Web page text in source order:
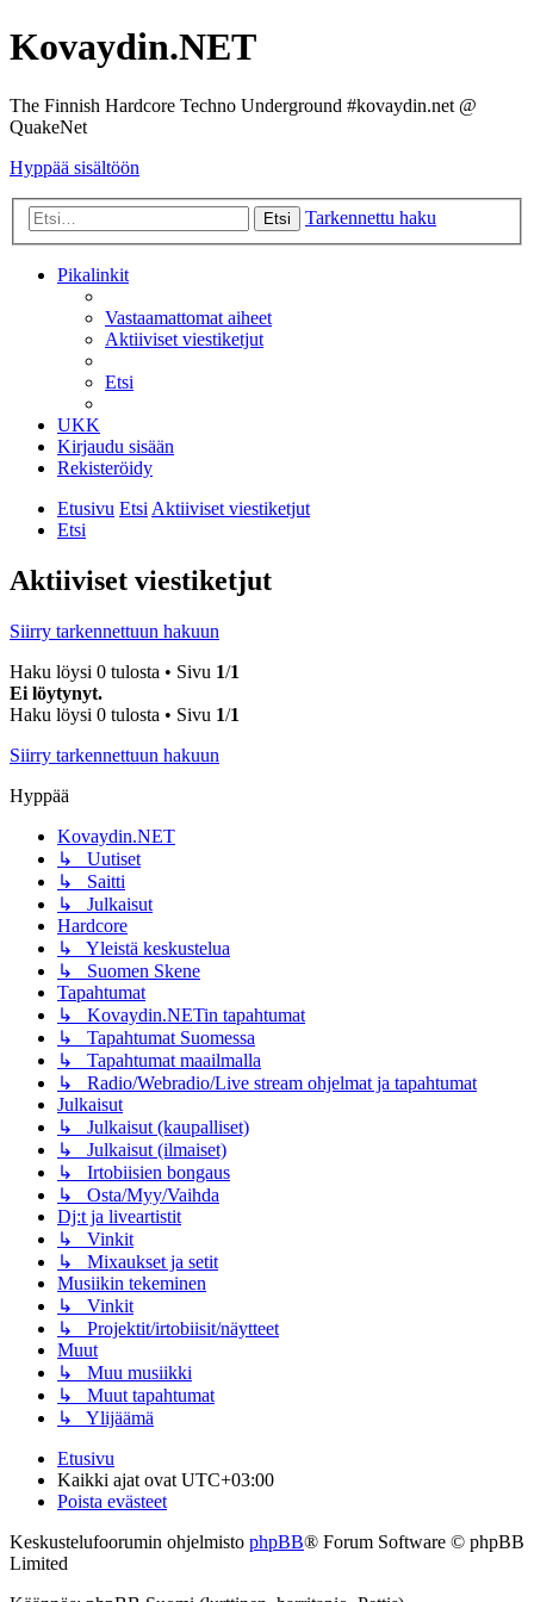
Kovaydin.NET
The Finnish Hardcore Techno Underground #kovaydin.net @
QuakeNet
Hyppää sisältöön
Etsi Tarkennettu haku
Pikalinkit
Vastaamattomat aiheet
Aktiiviset viestiketjut
Etsi
UKK
Kirjaudu sisään
Rekisteröidy
Etusivu EtsiAktiiviset viestiketjut
Etsi
Aktiiviset viestiketjut
Siirry tarkennettuun hakuun
Haku löysi 0 tulosta • Sivu 1/1
Ei löytynyt.
Haku löysi 0 tulosta • Sivu 1/1
Siirry tarkennettuun hakuun
Hyppää
Kovaydin.NET
↳ Uutiset
↳ Saitti
↳ Julkaisut
Hardcore
↳ Yleistä keskustelua
↳ Suomen Skene
Tapahtumat
↳ Kovaydin.NETin tapahtumat
↳ Tapahtumat Suomessa
↳ Tapahtumat maailmalla
↳ Radio/Webradio/Live stream ohjelmat ja tapahtumat
Julkaisut
↳ Julkaisut (kaupalliset)
↳ Julkaisut (ilmaiset)
↳ Irtobiisien bongaus
↳ Osta/Myy/Vaihda
Dj:t ja liveartistit
↳ Vinkit
↳ Mixaukset ja setit
Musiikin tekeminen
↳ Vinkit
↳ Projektit/irtobiisit/näytteet
Muut
↳ Muu musiikki
↳ Muut tapahtumat
↳ Ylijäämä
Etusivu
Kaikki ajat ovat UTC+03:00
Poista evästeet
Keskustelufoorumin ohjelmisto phpBB® Forum Software © phpBB
Limited